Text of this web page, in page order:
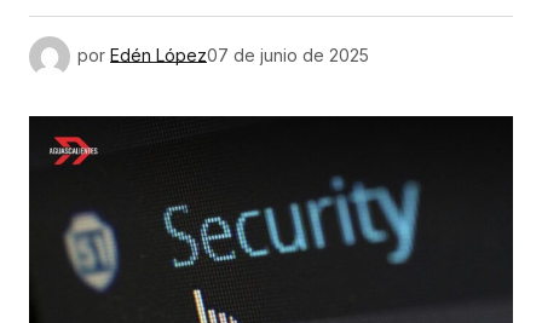
por Edén López07 de junio de 2025